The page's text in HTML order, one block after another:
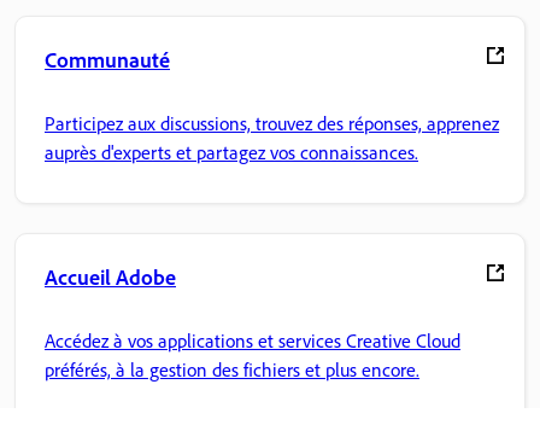
Communauté
Participez aux discussions, trouvez des réponses, apprenez
auprès d'experts et partagez vos connaissances.
Accueil Adobe
Accédez à vos applications et services Creative Cloud
préférés, à la gestion des fichiers et plus encore.